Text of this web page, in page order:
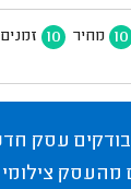
10 מחיר 10 זמנים
עסק
מהעסק